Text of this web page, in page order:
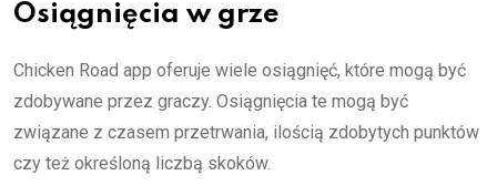
Osiągnięcia w grze
Chicken Road app oferuje wiele osiągnięć, które mogą być
zdobywane przez graczy. Osiągnięcia te mogą być
związane z czasem przetrwania, ilością zdobytych punktów
czy też określoną liczbą skoków.